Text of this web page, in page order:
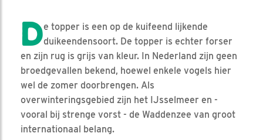
De topper is een op de kuifeend lijkende
duikeendensoort. De topper is echter forser
en zijn rug is grijs van kleur. In Nederland zijn geen
broedgevallen bekend, hoewel enkele vogels hier
wel de zomer doorbrengen. Als
overwinteringsgebied zijn het IJsselmeer en -
vooral bij strenge vorst - de Waddenzee van groot
internationaal belang.